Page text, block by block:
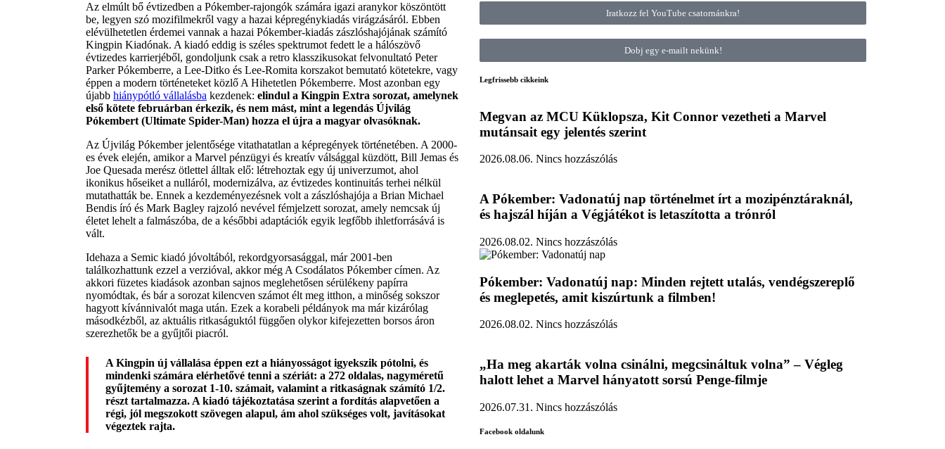
Az elmúlt bő évtizedben a Pókember-rajongók számára igazi aranykor köszöntött
be, legyen szó mozifilmekről vagy a hazai képregénykiadás virágzásáról. Ebben
elévülhetetlen érdemei vannak a hazai Pókember-kiadás zászlóshajójának számító
Kingpin Kiadónak. A kiadó eddig is széles spektrumot fedett le a hálószövő
évtizedes karrierjéből, gondoljunk csak a retro klasszikusokat felvonultató Peter
Parker Pókemberre, a Lee-Ditko és Lee-Romita korszakot bemutató kötetekre, vagy
éppen a modern történeteket közlő A Hihetetlen Pókemberre. Most azonban egy
újabb hiánypótló vállalásba kezdenek: elindul a Kingpin Extra sorozat, amelynek
első kötete februárban érkezik, és nem mást, mint a legendás Újvilág
Pókembert (Ultimate Spider-Man) hozza el újra a magyar olvasóknak.
Az Újvilág Pókember jelentősége vitathatatlan a képregények történetében. A 2000-
es évek elején, amikor a Marvel pénzügyi és kreatív válsággal küzdött, Bill Jemas és
Joe Quesada merész ötlettel álltak elő: létrehoztak egy új univerzumot, ahol
ikonikus hőseiket a nulláról, modernizálva, az évtizedes kontinuitás terhei nélkül
mutathatták be. Ennek a kezdeményezésnek volt a zászlóshajója a Brian Michael
Bendis író és Mark Bagley rajzoló nevével fémjelzett sorozat, amely nemcsak új
életet lehelt a falmászóba, de a későbbi adaptációk egyik legfőbb ihletforrásává is
vált.
Idehaza a Semic kiadó jóvoltából, rekordgyorsasággal, már 2001-ben
találkozhattunk ezzel a verzióval, akkor még A Csodálatos Pókember címen. Az
akkori füzetes kiadások azonban sajnos meglehetősen sérülékeny papírra
nyomódtak, és bár a sorozat kilencven számot élt meg itthon, a minőség sokszor
hagyott kívánnivalót maga után. Ezek a korabeli példányok ma már kizárólag
másodkézből, az aktuális ritkaságuktól függően olykor kifejezetten borsos áron
szerezhetők be a gyűjtői piacról.
A Kingpin új vállalása éppen ezt a hiányosságot igyekszik pótolni, és
mindenki számára elérhetővé tenni a szériát: a 272 oldalas, nagyméretű
gyűjtemény a sorozat 1-10. számait, valamint a ritkaságnak számító 1/2.
részt tartalmazza. A kiadó tájékoztatása szerint a fordítás alapvetően a
régi, jól megszokott szövegen alapul, ám ahol szükséges volt, javításokat
végeztek rajta.
Iratkozz fel YouTube csatornánkra!
Dobj egy e-mailt nekünk!
Legfrissebb cikkeink
Megvan az MCU Küklopsza, Kit Connor vezetheti a Marvel
mutánsait egy jelentés szerint
2026.08.06. Nincs hozzászólás
A Pókember: Vadonatúj nap történelmet írt a mozipénztáraknál,
és hajszál híján a Végjátékot is letaszította a trónról
2026.08.02. Nincs hozzászólás
Pókember: Vadonatúj nap: Minden rejtett utalás, vendégszereplő
és meglepetés, amit kiszúrtunk a filmben!
2026.08.02. Nincs hozzászólás
„Ha meg akarták volna csinálni, megcsináltuk volna” – Végleg
halott lehet a Marvel hányatott sorsú Penge-filmje
2026.07.31. Nincs hozzászólás
Facebook oldalunk